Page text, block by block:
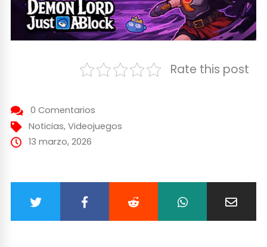
Rate this post
0 Comentarios
Noticias, Videojuegos
13 marzo, 2026